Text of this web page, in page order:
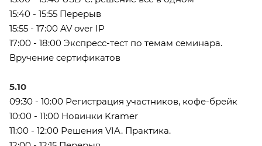
15:40 - 15:55 Перерыв
15:55 - 17:00 AV over IP
17:00 - 18:00 Экспресс-тест по темам семинара.
Вручение сертификатов
5.10
09:30 - 10:00 Регистрация участников, кофе-брейк
10:00 - 11:00 Новинки Kramer
11:00 - 12:00 Решения VIA. Практика.